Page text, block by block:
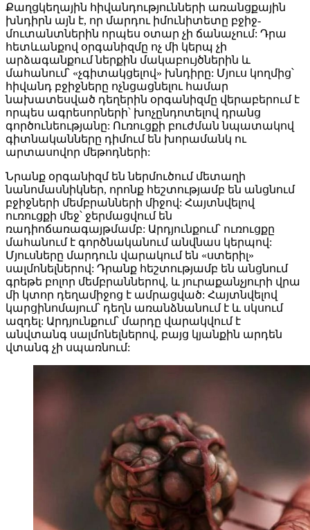
Քաղցկեղային հիվանդությունների առանցքային
խնդիրն այն է, որ մարդու իմունիտետը բջիջ-
մուտանտներին որպես օտար չի ճանաչում: Դրա
հետևանքով օրգանիզմը ոչ մի կերպ չի
արձագանքում ներքին մակաբույծներին և
մահանում՝ «չգիտակցելով» խնդիրը: Մյուս կողմից՝
հիվանդ բջիջները ոչնցացնելու համար
նախատեսված դեղերին օրգանիզմը վերաբերում է
որպես ագրեսորների՝ խոչընդոտելով դրանց
գործունեությանը: Ուռուցքի բուժման նպատակով
գիտնականները դիմում են խորամանկ ու
արտասովոր մեթոդների:
Նրանք օրգանիզմ են ներմուծում մետաղի
նանոմասնիկներ, որոնք հեշտությամբ են անցնում
բջիջների մեմբրանների միջով: Հայտնվելով
ուռուցքի մեջ՝ ջերմացվում են
ռադիոճառագայթմամբ: Արդյունքում՝ ուռուցքը
մահանում է գործնականում անվնաս կերպով:
Մյուսները մարդուն վարակում են «ստերիլ»
սալմոնելներով: Դրանք հեշտությամբ են անցնում
գրեթե բոլոր մեմբրաններով, և յուրաքանչյուրի վրա
մի կտոր դեղամիջոց է ամրացված: Հայտնվելով
կարցինոմայում՝ դեղն առանձնանում է և սկսում
ազդել: Արդյունքում՝ մարդը վարակվում է
անվտանգ սալմոնելներով, բայց կյանքին արդեն
վտանգ չի սպառնում: